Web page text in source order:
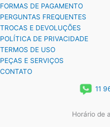
FORMAS DE PAGAMENTO
PERGUNTAS FREQUENTES
TROCAS E DEVOLUÇÕES
POLÍTICA DE PRIVACIDADE
TERMOS DE USO
PEÇAS E SERVIÇOS
CONTATO
11
Horário de